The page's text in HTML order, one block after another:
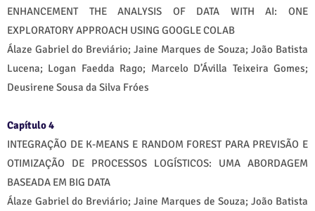
ENHANCEMENT THE ANALYSIS OF DATA WITH AI: ONE
EXPLORATORY APPROACH USING GOOGLE COLAB
Álaze Gabriel do Breviário; Jaine Marques de Souza; João Batista
Lucena; Logan Faedda Rago; Marcelo D’Ávilla Teixeira Gomes;
Deusirene Sousa da Silva Fróes
Capítulo 4
INTEGRAÇÃO DE K-MEANS E RANDOM FOREST PARA PREVISÃO E
OTIMIZAÇÃO DE PROCESSOS LOGÍSTICOS: UMA ABORDAGEM
BASEADA EM BIG DATA
Álaze Gabriel do Breviário; Jaine Marques de Souza; João Batista